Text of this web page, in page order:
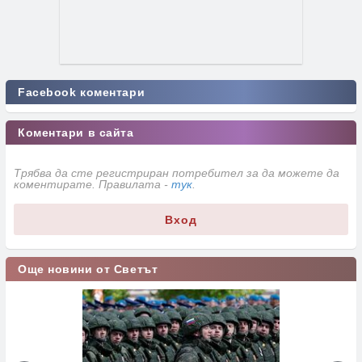
Facebook коментари
Коментари в сайта
Трябва да сте регистриран потребител за да можете да
коментирате. Правилата - тук
Вход
Още новини от Светът